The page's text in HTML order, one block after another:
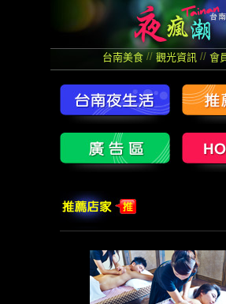
台南美食 // 觀光資訊 // 會